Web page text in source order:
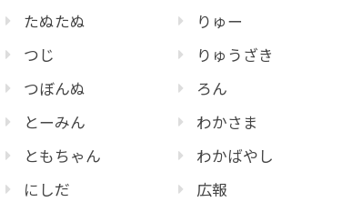
たぬたぬ
つじ
つぼんぬ
とーみん
ともちゃん
にしだ
りゅー
りゅうざき
ろん
わかさま
わかばやし
広報